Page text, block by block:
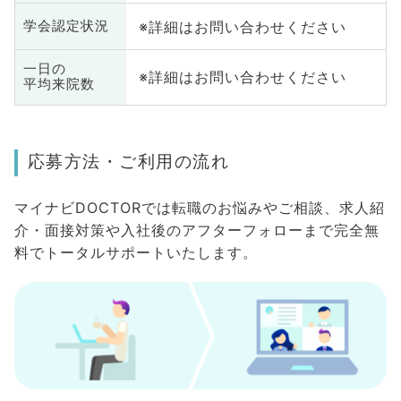
学会認定状況 ※詳細はお問い合わせください
一日の
平均来院数
※詳細はお問い合わせください
応募方法・ご利用の流れ
マイナビDOCTORでは転職のお悩みやご相談、求人紹
介・面接対策や入社後のアフターフォローまで完全無
料でトータルサポートいたします。